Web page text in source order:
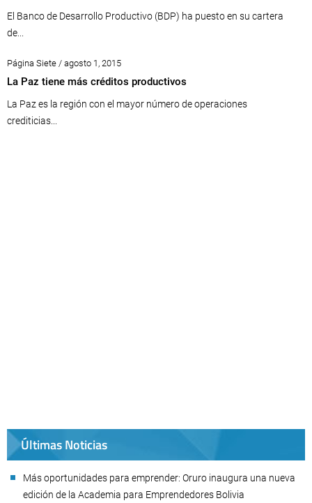
El Banco de Desarrollo Productivo (BDP) ha puesto en su cartera
de...
Página Siete / agosto 1, 2015
La Paz tiene más créditos productivos
La Paz es la región con el mayor número de operaciones
crediticias...
Últimas Noticias
Más oportunidades para emprender: Oruro inaugura una nueva
edición de la Academia para Emprendedores Bolivia